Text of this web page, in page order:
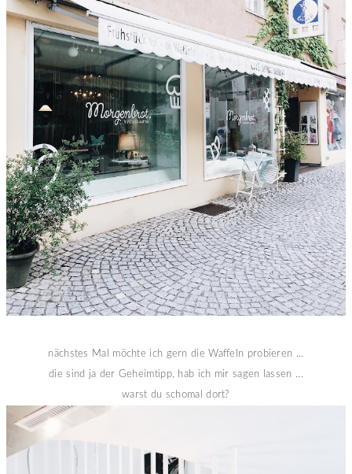
nächstes Mal möchte ich gern die Waffeln probieren ...
die sind ja der Geheimtipp, hab ich mir sagen lassen ...
warst du schomal dort?